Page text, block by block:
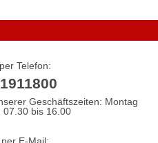
Telefon:
Geschäftszeiten: Montag
07.30 bis 16.00
E-Mail: